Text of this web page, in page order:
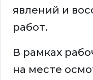
явлений и
работ.
В рамках
на месте